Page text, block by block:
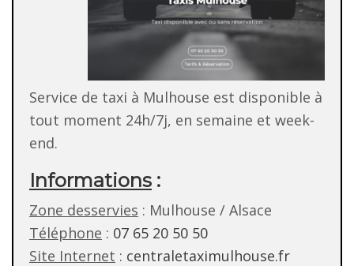
Service de taxi à Mulhouse est disponible à
tout moment 24h/7j, en semaine et week-
end.
Informations :
Zone desservies : Mulhouse / Alsace
Téléphone : 07 65 20 50 50
Site Internet : centraletaximulhouse.fr